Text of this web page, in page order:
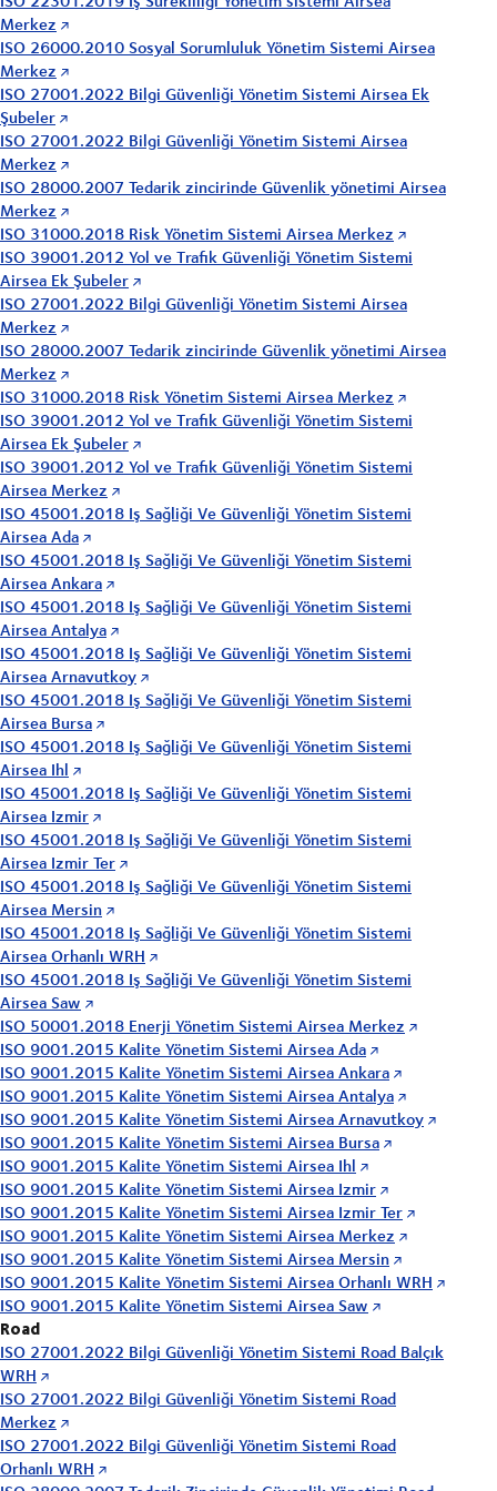
Merkez
ISO 26000.2010 Sosyal Sorumluluk Yönetim Sistemi Airsea
Merkez
ISO 27001.2022 Bilgi Güvenliği Yönetim Sistemi Airsea Ek
Şubeler
ISO 27001.2022 Bilgi Güvenliği Yönetim Sistemi Airsea
Merkez
ISO 28000.2007 Tedarik zincirinde Güvenlik yönetimi Airsea
Merkez
ISO 31000.2018 Risk Yönetim Sistemi Airsea Merkez
ISO 39001.2012 Yol ve Trafik Güvenliği Yönetim Sistemi
Airsea Ek Şubeler
ISO 27001.2022 Bilgi Güvenliği Yönetim Sistemi Airsea
Merkez
ISO 28000.2007 Tedarik zincirinde Güvenlik yönetimi Airsea
Merkez
ISO 31000.2018 Risk Yönetim Sistemi Airsea Merkez
ISO 39001.2012 Yol ve Trafik Güvenliği Yönetim Sistemi
Airsea Ek Şubeler
ISO 39001.2012 Yol ve Trafik Güvenliği Yönetim Sistemi
Airsea Merkez
ISO 45001.2018 Iş Sağliği Ve Güvenliği Yönetim Sistemi
Airsea Ada
ISO 45001.2018 Iş Sağliği Ve Güvenliği Yönetim Sistemi
Airsea Ankara
ISO 45001.2018 Iş Sağliği Ve Güvenliği Yönetim Sistemi
Airsea Antalya
ISO 45001.2018 Iş Sağliği Ve Güvenliği Yönetim Sistemi
Airsea Arnavutkoy
ISO 45001.2018 Iş Sağliği Ve Güvenliği Yönetim Sistemi
Airsea Bursa
ISO 45001.2018 Iş Sağliği Ve Güvenliği Yönetim Sistemi
Airsea Ihl
ISO 45001.2018 Iş Sağliği Ve Güvenliği Yönetim Sistemi
Airsea Izmir
ISO 45001.2018 Iş Sağliği Ve Güvenliği Yönetim Sistemi
Airsea Izmir Ter
ISO 45001.2018 Iş Sağliği Ve Güvenliği Yönetim Sistemi
Airsea Mersin
ISO 45001.2018 Iş Sağliği Ve Güvenliği Yönetim Sistemi
Airsea Orhanlı WRH
ISO 45001.2018 Iş Sağliği Ve Güvenliği Yönetim Sistemi
Airsea Saw
ISO 50001.2018 Enerji Yönetim Sistemi Airsea Merkez
ISO 9001.2015 Kalite Yönetim Sistemi Airsea Ada
ISO 9001.2015 Kalite Yönetim Sistemi Airsea Ankara
ISO 9001.2015 Kalite Yönetim Sistemi Airsea Antalya
ISO 9001.2015 Kalite Yönetim Sistemi Airsea Arnavutkoy
ISO 9001.2015 Kalite Yönetim Sistemi Airsea Bursa
ISO 9001.2015 Kalite Yönetim Sistemi Airsea Ihl
ISO 9001.2015 Kalite Yönetim Sistemi Airsea Izmir
ISO 9001.2015 Kalite Yönetim Sistemi Airsea Izmir Ter
ISO 9001.2015 Kalite Yönetim Sistemi Airsea Merkez
ISO 9001.2015 Kalite Yönetim Sistemi Airsea Mersin
ISO 9001.2015 Kalite Yönetim Sistemi Airsea Orhanlı WRH
ISO 9001.2015 Kalite Yönetim Sistemi Airsea Saw
Road
ISO 27001.2022 Bilgi Güvenliği Yönetim Sistemi Road Balçık
WRH
ISO 27001.2022 Bilgi Güvenliği Yönetim Sistemi Road
Merkez
ISO 27001.2022 Bilgi Güvenliği Yönetim Sistemi Road
Orhanlı WRH